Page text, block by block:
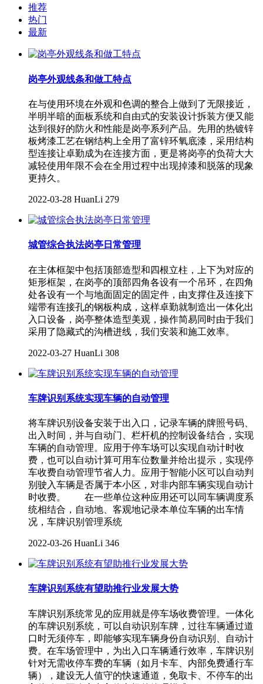
推荐
热门
最新
岗亭外观线条和做工特点
在与使用环境在外观和色调的整合上做到了无限接近，
半明半暗的面板系统和自由式的安装设计拆装方便又能
达到很好的防火和性能是岗亭系列产品。先用的热镀锌
板烤漆工艺在钢结构上全用了富锌环氧底漆，采用结构
型连接让卓勤成为在连接方面，更是将岗亭的负荷大大
减轻使用年限不会在全用过程中出现掉漆和脱落的现象
更持久。
2022-03-28 HuanLi 279
城管综合执法岗亭日常管理
在主体框架中包括顶部造型和四根立柱，上下为对应的
矩形框架，在岗亭的顶部四角各设有一个吊环，在四角
处各设有一个与地面固定的固定件，由支撑住及连接下
端带有连接孔的钢板构成，这样卓勤就制造出一体化出
入口设备，岗亭整体造型美观，操作简易同时由于我们
采用了隐藏式的沟槽进线，我们安装和施工效率。
2022-03-27 HuanLi 308
车牌识别系统实现车辆的自动管理
将车牌识别设备安装于出入口，记录车辆的牌照号码、
出入时间，并与自动门、栏杆机的控制设备结合，实现
车辆的自动管理。应用于停车场可以实现自动计时收
费，也可以自动计算可用车位数量并给出提示，实现停
车收费自动管理节省人力。应用于智能小区可以自动判
别驶入车辆是否属于本小区，对非内部车辆实现自动计
时收费。 在一些单位这种应用还可以同车辆调度系
统相结合，自动地、客观地记录本单位车辆的出车情
况，车牌识别管理系统
2022-03-26 HuanLi 346
车牌识别系统有望助推行业发展大势
车牌识别系统常见的应用就是停车场收费管理。一体化
的车牌识别系统，可以自动识别车牌，过往车辆通过道
口时无须停车，即能够实现车辆身份自动识别、自动计
费。在车场管理中，为出入口车辆通行效率，车牌识别
针对无需收停车费的车辆（如月卡车、内部免费通行车
辆），建设无人值守的快速通道，免取卡、不停车的出